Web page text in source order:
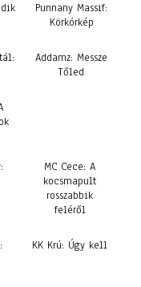
Punnany Massif:
Körkórkép
Addamz: Messze
Tőled
MC Cece: A
kocsmapult
rosszabbik
feléről
KK Krú: Úgy kell